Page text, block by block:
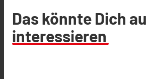
Das könnte Dich
interessieren